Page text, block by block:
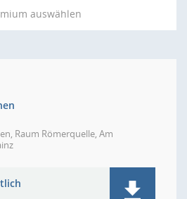
auswählen
Raum Römerquelle, Am